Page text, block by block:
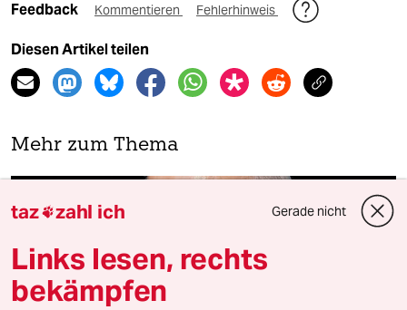
Feedback Kommentieren Fehlerhinweis
Diesen Artikel teilen
Mehr zum Thema
taz zahl ich Gerade nicht
Links lesen, rechts
bekämpfen